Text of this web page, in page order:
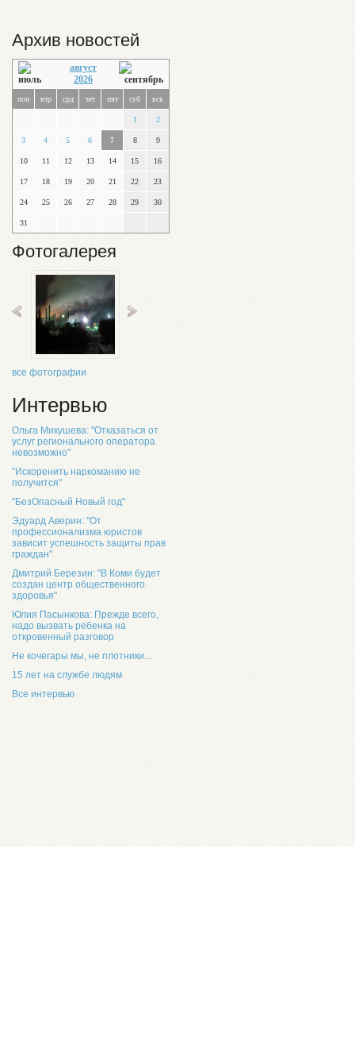
Архив новостей
август
2026
пон втр срд чет пят суб вск
1 2
3 4 5 6 7 8 9
10 11 12 13 14 15 16
17 18 19 20 21 22 23
24 25 26 27 28 29 30
31
Фотогалерея
все фотографии
Интервью
Ольга Микушева: "Отказаться от
услуг регионального оператора
невозможно"
"Искоренить наркоманию не
получится"
"БезОпасный Новый год"
Эдуард Аверин: "От
профессионализма юристов
зависит успешность защиты прав
граждан"
Дмитрий Березин: "В Коми будет
создан центр общественного
здоровья"
Юлия Пасынкова: Прежде всего,
надо вызвать ребенка на
откровенный разговор
Не кочегары мы, не плотники...
15 лет на службе людям
Все интервью